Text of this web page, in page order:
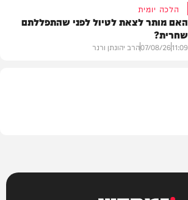
הלכה יומית
האם מותר לצאת לטיול לפני שהתפללתם
שחרית?
11:09
07/08/26הרב יהונתן ורנר